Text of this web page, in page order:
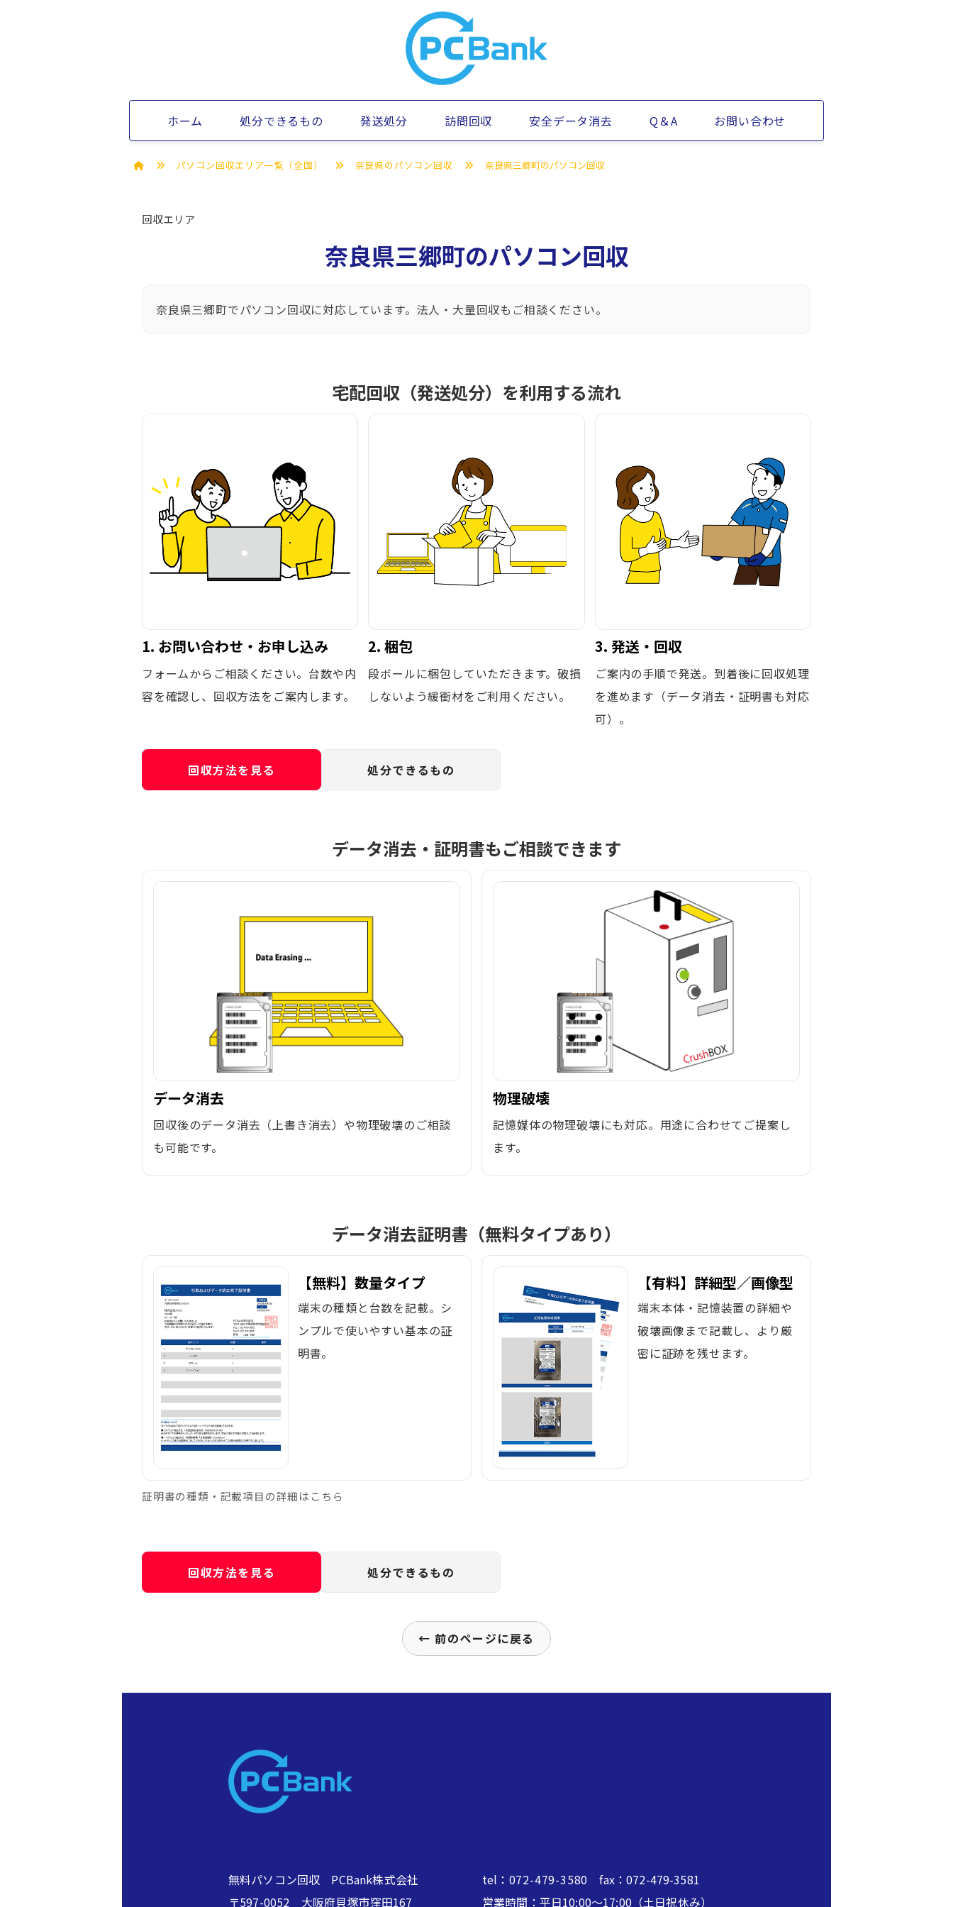
ホーム 処分できるもの 発送処分 訪問回収 安全データ消去 Q＆A お問い合わせ
パソコン回収エリア一覧（全国） 奈良県のパソコン回収 奈良県三郷町のパソコン回収
回収エリア
奈良県三郷町のパソコン回収
奈良県三郷町でパソコン回収に対応しています。法人・大量回収もご相談ください。
宅配回収（発送処分）を利用する流れ
1. お問い合わせ・お申し込み
フォームからご相談ください。台数や内
容を確認し、回収方法をご案内します。
2. 梱包
段ボールに梱包していただきます。破損
しないよう緩衝材をご利用ください。
3. 発送・回収
ご案内の手順で発送。到着後に回収処理
を進めます（データ消去・証明書も対応
可）。
回収方法を見る 処分できるもの
データ消去・証明書もご相談できます
データ消去
回収後のデータ消去（上書き消去）や物理破壊のご相談
も可能です。
物理破壊
記憶媒体の物理破壊にも対応。用途に合わせてご提案し
ます。
データ消去証明書（無料タイプあり）
【無料】数量タイプ
端末の種類と台数を記載。シ
ンプルで使いやすい基本の証
明書。
【有料】詳細型／画像型
端末本体・記憶装置の詳細や
破壊画像まで記載し、より厳
密に証跡を残せます。
証明書の種類・記載項目の詳細はこちら
回収方法を見る 処分できるもの
← 前のページに戻る
無料パソコン回収 PCBank株式会社
〒597-0052 大阪府貝塚市窪田167
tel： 072-479-3580 fax：072-479-3581
営業時間：平日10:00～17:00（土日祝休み）